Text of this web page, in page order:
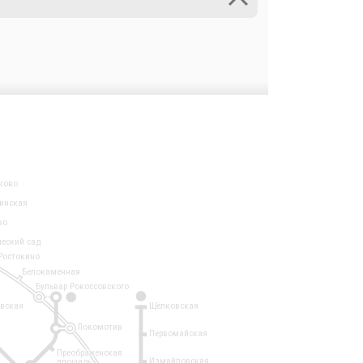
1
Локомотив
сад
Белокаменная
Щёлковская
Первомайская
Измайловская
Бульвар Рокоссовского
Преображенская